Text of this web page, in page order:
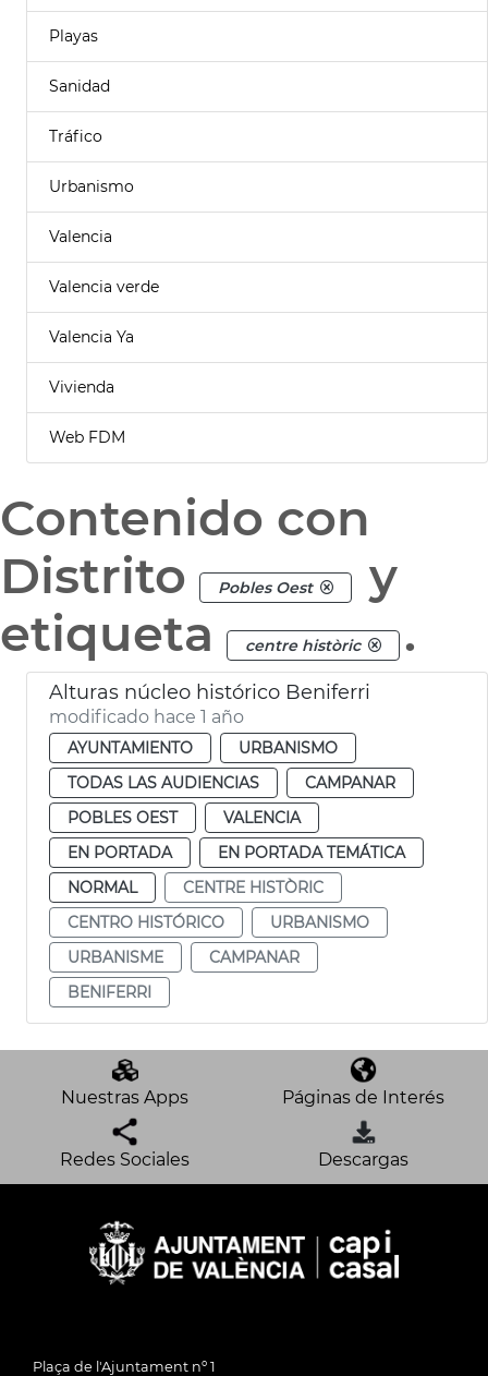
Playas
Sanidad
Tráfico
Urbanismo
Valencia
Valencia verde
Valencia Ya
Vivienda
Web FDM
Contenido con
Distrito
Pobles Oest
y
etiqueta
centre històric .
Alturas núcleo histórico Beniferri
modificado hace 1 año
AYUNTAMIENTO
URBANISMO
TODAS LAS AUDIENCIAS
CAMPANAR
POBLES OEST
VALENCIA
EN PORTADA
EN PORTADA TEMÁTICA
NORMAL
CENTRE HISTÒRIC
CENTRO HISTÓRICO
URBANISMO
URBANISME
CAMPANAR
BENIFERRI
Nuestras Apps Páginas de Interés
Redes Sociales Descargas
Plaça de l'Ajuntament nº 1